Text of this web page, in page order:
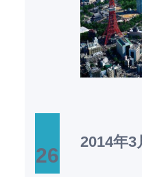
26
2014年3